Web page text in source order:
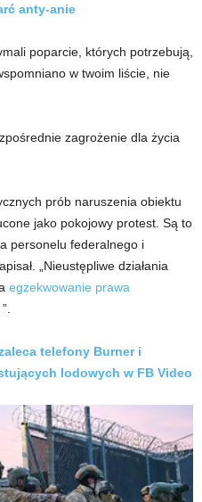
anty-anie
poparcie, których potrzebują,
w twoim liście, nie
zagrożenie dla życia
prób naruszenia obiektu
jako pokojowy protest. Są to
personelu federalnego i
„Nieustępliwe działania
egzekwowanie prawa
telefony Burner i
lodowych w FB Video